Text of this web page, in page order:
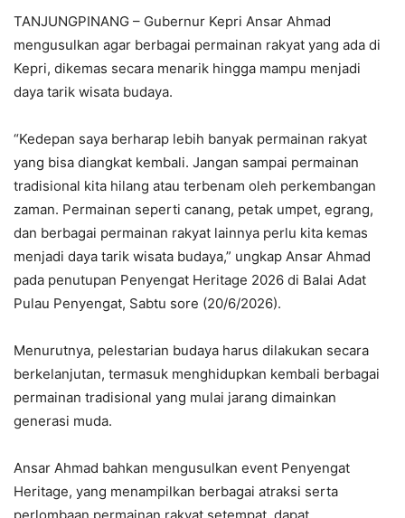
TANJUNGPINANG – Gubernur Kepri Ansar Ahmad
mengusulkan agar berbagai permainan rakyat yang ada di
Kepri, dikemas secara menarik hingga mampu menjadi
daya tarik wisata budaya.
“Kedepan saya berharap lebih banyak permainan rakyat
yang bisa diangkat kembali. Jangan sampai permainan
tradisional kita hilang atau terbenam oleh perkembangan
zaman. Permainan seperti canang, petak umpet, egrang,
dan berbagai permainan rakyat lainnya perlu kita kemas
menjadi daya tarik wisata budaya,” ungkap Ansar Ahmad
pada penutupan Penyengat Heritage 2026 di Balai Adat
Pulau Penyengat, Sabtu sore (20/6/2026).
Menurutnya, pelestarian budaya harus dilakukan secara
berkelanjutan, termasuk menghidupkan kembali berbagai
permainan tradisional yang mulai jarang dimainkan
generasi muda.
Ansar Ahmad bahkan mengusulkan event Penyengat
Heritage, yang menampilkan berbagai atraksi serta